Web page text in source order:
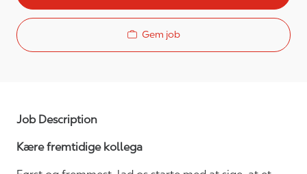
Gem job
Job Description
Kære fremtidige kollega